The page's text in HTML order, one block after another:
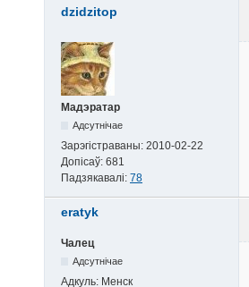
dzidzitop
Мадэратар
Адсутнічае
Зарэгістраваны: 2010-02-22
Допісаў: 681
Падзякавалі: 78
eratyk
Чалец
Адсутнічае
Адкуль: Менск